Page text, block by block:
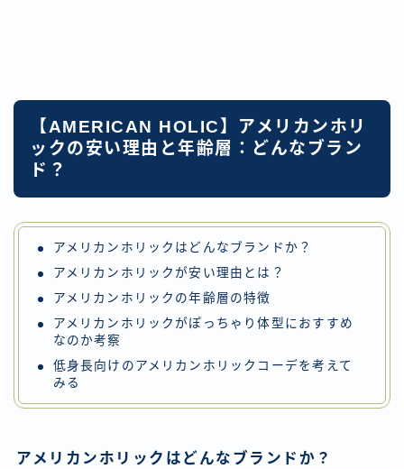
【AMERICAN HOLIC】アメリカンホリ
ックの安い理由と年齢層：どんなブラン
ド？
アメリカンホリックはどんなブランドか？
アメリカンホリックが安い理由とは？
アメリカンホリックの年齢層の特徴
アメリカンホリックがぽっちゃり体型におすすめ
なのか考察
低身長向けのアメリカンホリックコーデを考えて
みる
アメリカンホリックはどんなブランドか？